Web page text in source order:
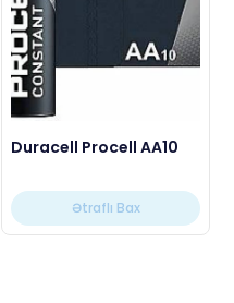
Duracell Procell AA10
Ətraflı Bax